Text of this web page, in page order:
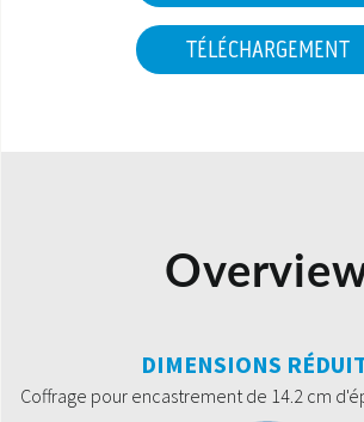
TÉLÉCHARGEMENT
DIMENSIONS
Coffrage pour encastrement de 14.2 cm